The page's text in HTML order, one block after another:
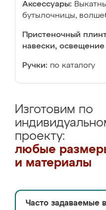
Аксессуары:
бутылочницы,
Пристеночный
навески, освещение
Ручки: по каталогу
Изготовим по
проекту:
любые
и материалы
Часто задаваемые